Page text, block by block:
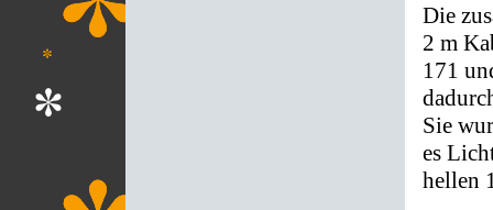
Die
2 m
171
Sie
es
hellen